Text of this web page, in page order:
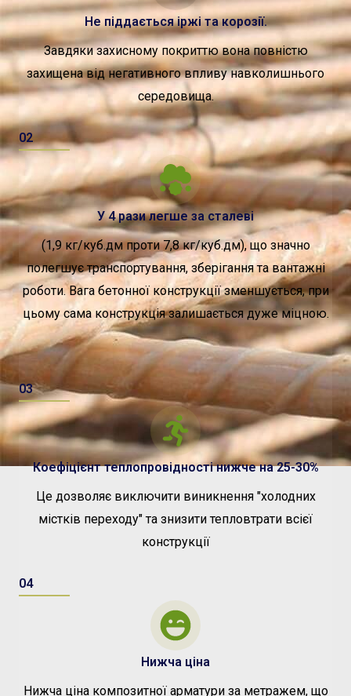
Не піддається іржі та корозії.
Завдяки захисному покриттю вона повністю
захищена від негативного впливу навколишнього
середовища.
02
У 4 рази легше за сталеві
(1,9 кг/куб.дм проти 7,8 кг/куб.дм), що значно
полегшує транспортування, зберігання та вантажні
роботи. Вага бетонної конструкції зменшується, при
цьому сама конструкція залишається дуже міцною.
03
Коефіцієнт теплопровідності нижче на 25-30%
Це дозволяє виключити виникнення "холодних
містків переходу" та знизити тепловтрати всієї
конструкції
04
Нижча ціна
Нижча ціна композитної арматури за метражем, що